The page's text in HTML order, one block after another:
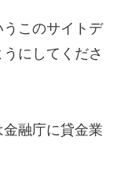
うこのサイトデ
にしてくださ
金融庁に貸金業